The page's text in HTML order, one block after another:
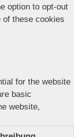
option to opt-out
these cookies
for the website
basic
website,